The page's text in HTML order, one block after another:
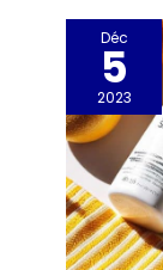
Déc
5
2023